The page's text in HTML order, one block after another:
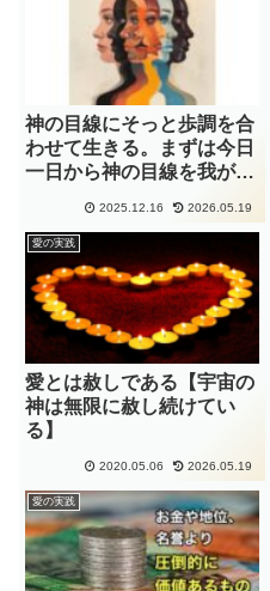
神の目線にそっと歩調を合
わせて生きる。まずは今日
一日から神の目線を我が目
2025.12.16 2026.05.19
愛の実践
愛とは赦しである【宇宙の
神は無限に赦し続けてい
る】
2020.05.06 2026.05.19
愛の実践